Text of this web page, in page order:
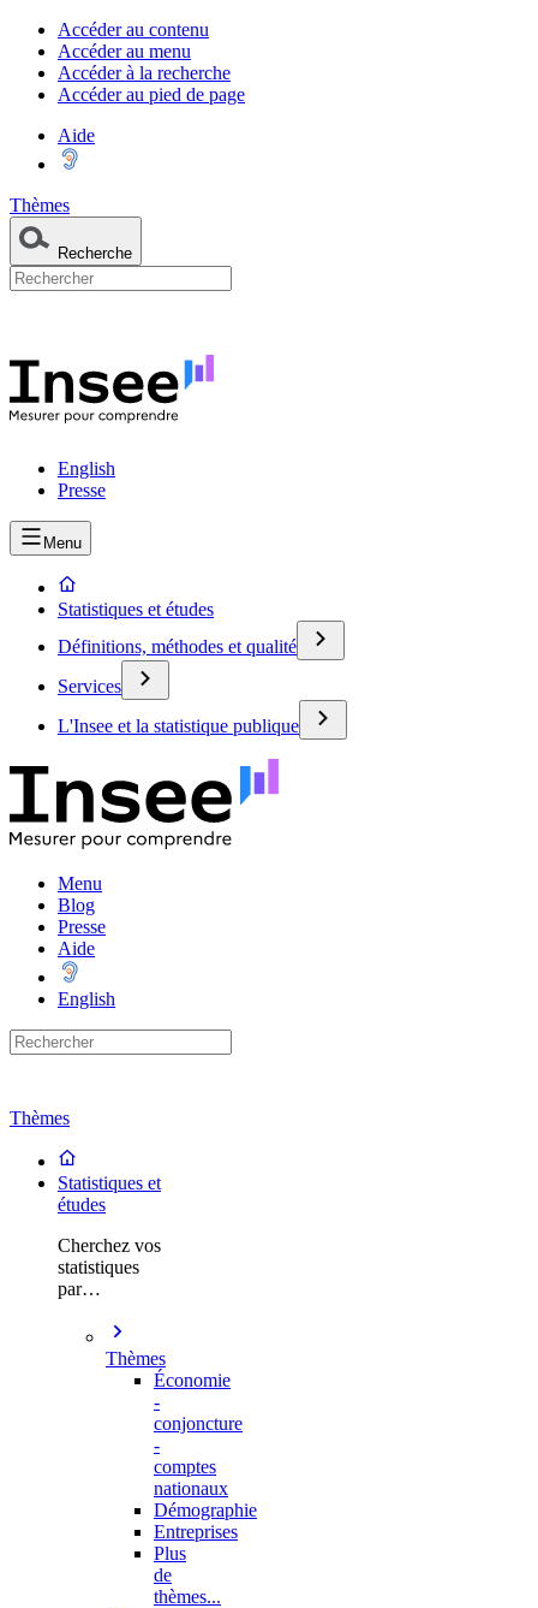
Accéder au contenu
Accéder au menu
Accéder à la recherche
Accéder au pied de page
Aide
Thèmes
Recherche
English
Presse
Menu
Statistiques et études
Définitions, méthodes et qualité
Services
L'Insee et la statistique publique
Menu
Blog
Presse
Aide
English
Thèmes
Statistiques et
études
Cherchez vos
statistiques
par…
Thèmes
Économie
-
conjoncture
-
comptes
nationaux
Démographie
Entreprises
Plus
de
thèmes...